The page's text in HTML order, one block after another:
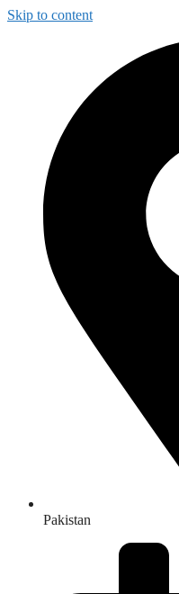
Skip to content
Pakistan